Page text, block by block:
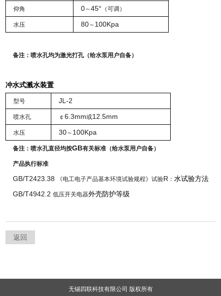
仰角 0～45° （可调）
水压 80～ 100Kpa
备注：喷水孔均为激光打孔（给水泵用户自备）
冲水式溅水装置
型号 JL-2
喷水孔 ￠6.3mm或12.5mm
水压 30～ 100Kpa
备注：喷水孔直径均按GB有关标准（给水泵用户自备）
产品执行标准
GB/T2423.38 《电工电子产品基本环境试验规程》试验R ：水试验方法
GB/T4942.2低压开关电器外壳防护等级
返回
无锡四联科技有限公司 版权所有